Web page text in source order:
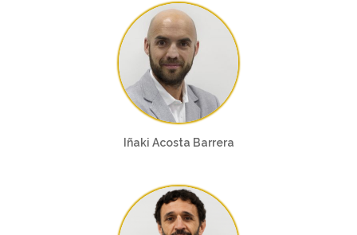
Iñaki Acosta Barrera